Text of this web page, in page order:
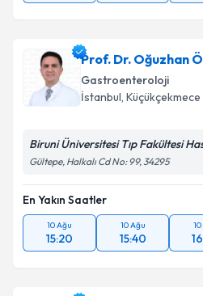
Prof. Dr. Oğuzhan
Gastroenteroloji
İstanbul, Küçükçekmece
Biruni Üniversitesi Tıp Fakültesi
Gültepe, Halkalı Cd No: 99, 34295
En Yakın Saatler
10 Ağu
15:20
10 Ağu
15:40